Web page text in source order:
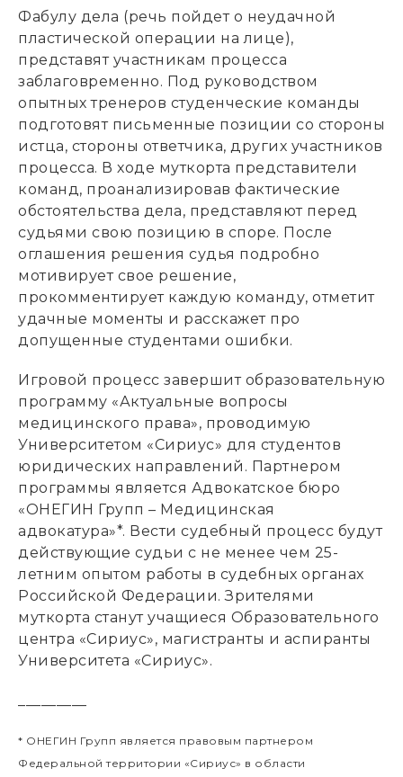
Фабулу дела (речь пойдет о неудачной
пластической операции на лице),
представят участникам процесса
заблаговременно. Под руководством
опытных тренеров студенческие команды
подготовят письменные позиции со стороны
истца, стороны ответчика, других участников
процесса. В ходе муткорта представители
команд, проанализировав фактические
обстоятельства дела, представляют перед
судьями свою позицию в споре. После
оглашения решения судья подробно
мотивирует свое решение,
прокомментирует каждую команду, отметит
удачные моменты и расскажет про
допущенные студентами ошибки.
Игровой процесс завершит образовательную
программу «Актуальные вопросы
медицинского права», проводимую
Университетом «Сириус» для студентов
юридических направлений. Партнером
программы является Адвокатское бюро
«ОНЕГИН Групп – Медицинская
адвокатура»*. Вести судебный процесс будут
действующие судьи с не менее чем 25-
летним опытом работы в судебных органах
Российской Федерации. Зрителями
муткорта станут учащиеся Образовательного
центра «Сириус», магистранты и аспиранты
Университета «Сириус».
* ОНЕГИН Групп является правовым партнером
Федеральной территории «Сириус» в области